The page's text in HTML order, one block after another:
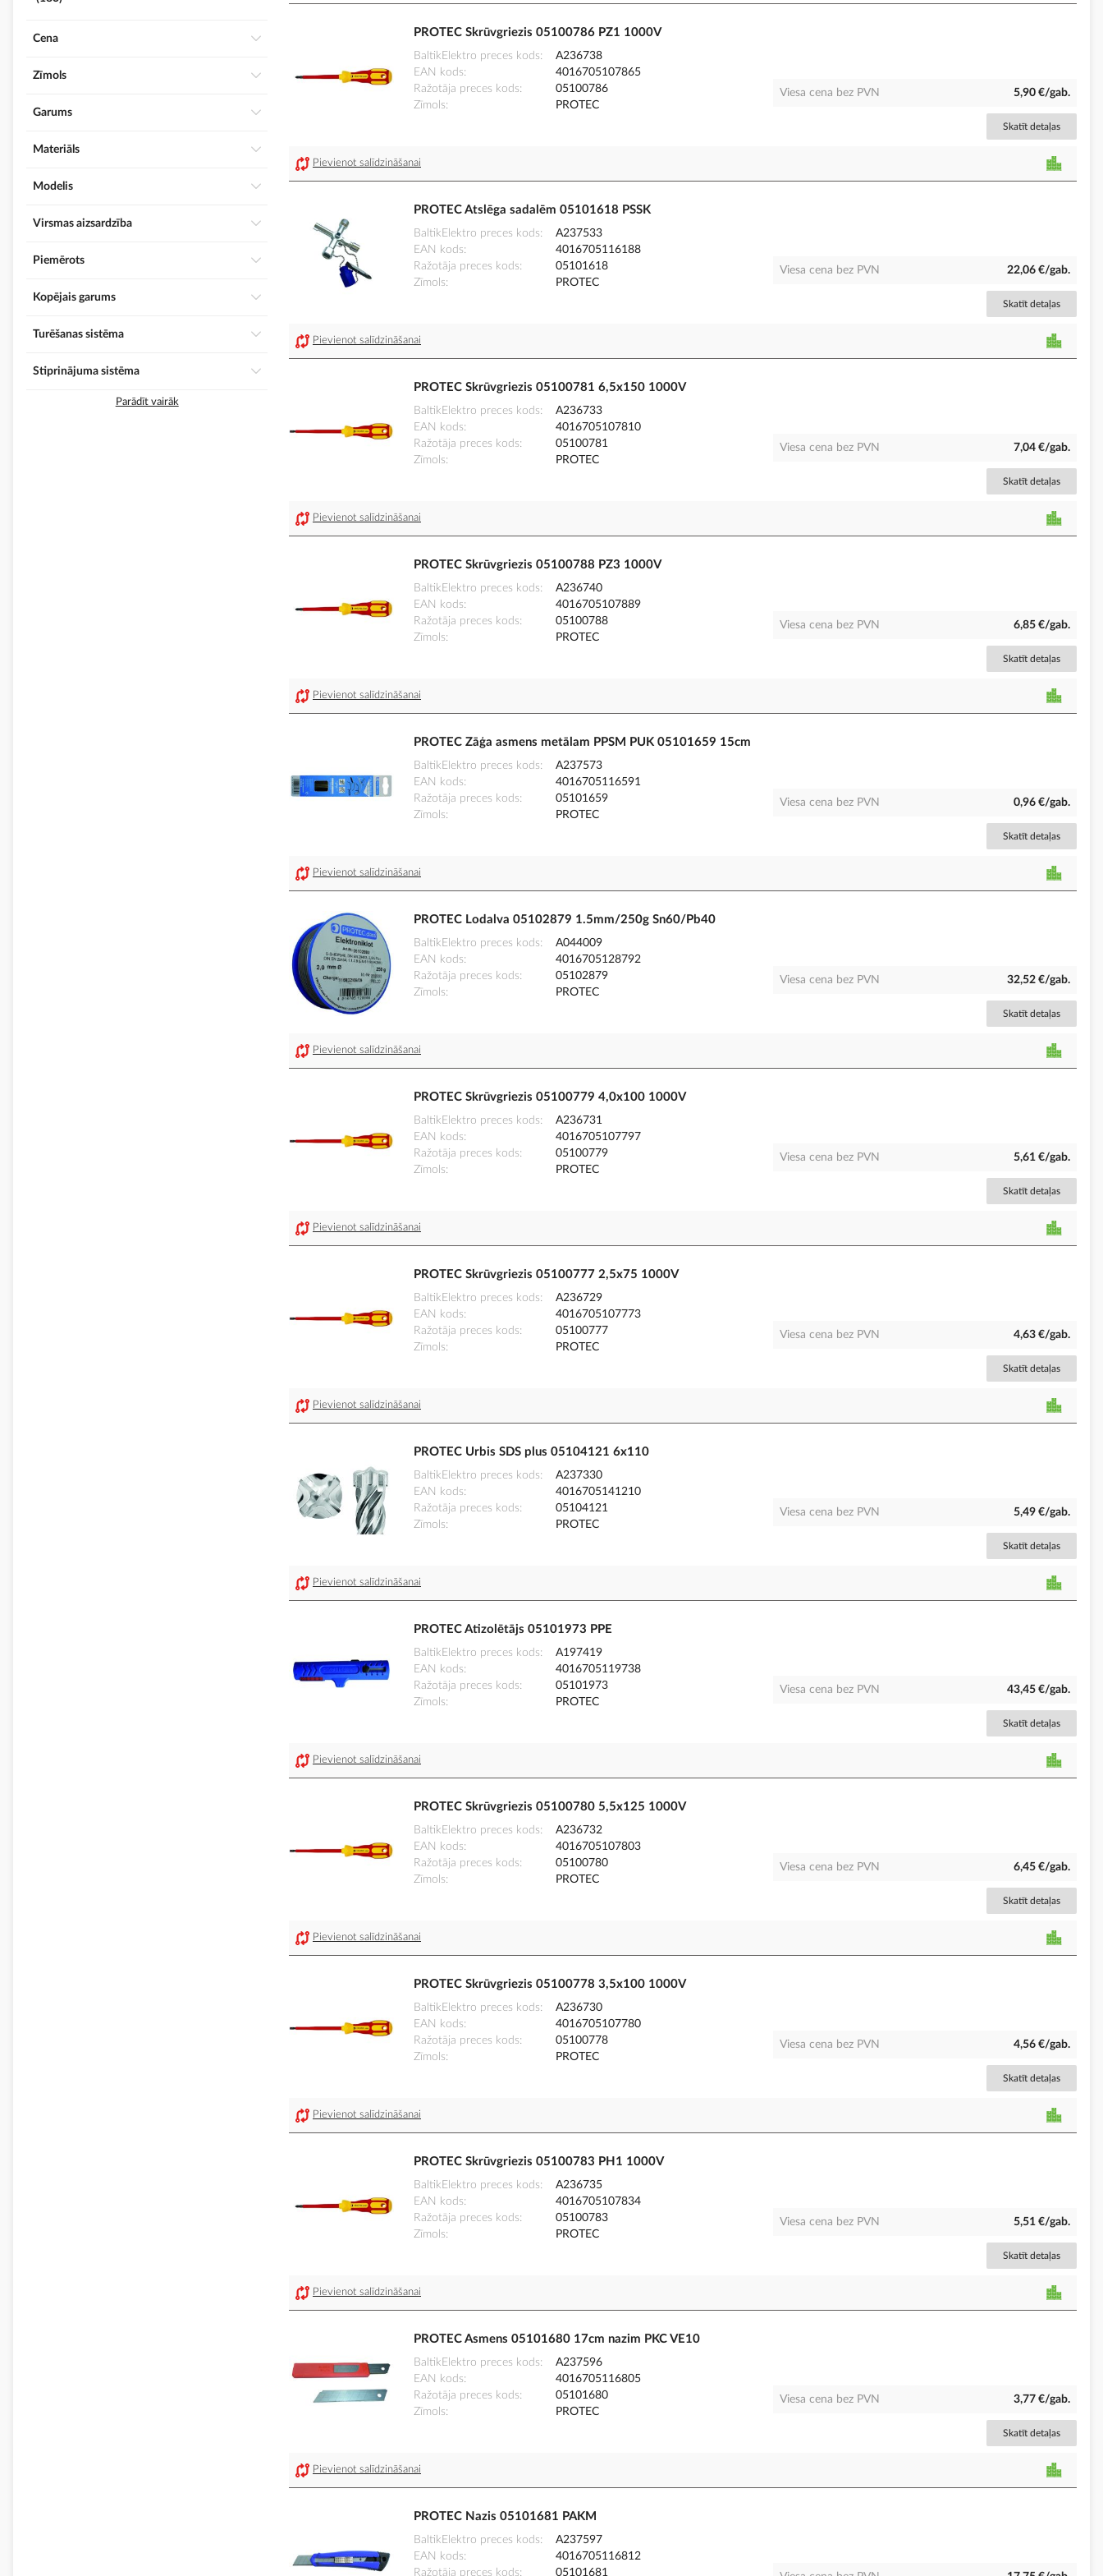
PROTEC Skrūvgriezis 05100786 PZ1 1000V
BaltikElektro preces kods
A236738
EAN kods
4016705107865
Ražotāja preces kods
05100786
Zīmols
PROTEC
Viesa cena bez PVN 5,90 €/gab.
Skatīt detaļas
Pievienot salīdzināšanai
PROTEC Atslēga sadalēm 05101618 PSSK
BaltikElektro preces kods
A237533
EAN kods
4016705116188
Ražotāja preces kods
05101618
Zīmols
PROTEC
Viesa cena bez PVN 22,06 €/gab.
Skatīt detaļas
Pievienot salīdzināšanai
PROTEC Skrūvgriezis 05100781 6,5x150 1000V
BaltikElektro preces kods
A236733
EAN kods
4016705107810
Ražotāja preces kods
05100781
Zīmols
PROTEC
Viesa cena bez PVN 7,04 €/gab.
Skatīt detaļas
Pievienot salīdzināšanai
PROTEC Skrūvgriezis 05100788 PZ3 1000V
BaltikElektro preces kods
A236740
EAN kods
4016705107889
Ražotāja preces kods
05100788
Zīmols
PROTEC
Viesa cena bez PVN 6,85 €/gab.
Skatīt detaļas
Pievienot salīdzināšanai
PROTEC Zāģa asmens metālam PPSM PUK 05101659 15cm
BaltikElektro preces kods
A237573
EAN kods
4016705116591
Ražotāja preces kods
05101659
Zīmols
PROTEC
Viesa cena bez PVN 0,96 €/gab.
Skatīt detaļas
Pievienot salīdzināšanai
PROTEC Lodalva 05102879 1.5mm/250g Sn60/Pb40
BaltikElektro preces kods
A044009
EAN kods
4016705128792
Ražotāja preces kods
05102879
Zīmols
PROTEC
Viesa cena bez PVN 32,52 €/gab.
Skatīt detaļas
Pievienot salīdzināšanai
PROTEC Skrūvgriezis 05100779 4,0x100 1000V
BaltikElektro preces kods
A236731
EAN kods
4016705107797
Ražotāja preces kods
05100779
Zīmols
PROTEC
Viesa cena bez PVN 5,61 €/gab.
Skatīt detaļas
Pievienot salīdzināšanai
PROTEC Skrūvgriezis 05100777 2,5x75 1000V
BaltikElektro preces kods
A236729
EAN kods
4016705107773
Ražotāja preces kods
05100777
Zīmols
PROTEC
Viesa cena bez PVN 4,63 €/gab.
Skatīt detaļas
Pievienot salīdzināšanai
PROTEC Urbis SDS plus 05104121 6x110
BaltikElektro preces kods
A237330
EAN kods
4016705141210
Ražotāja preces kods
05104121
Zīmols
PROTEC
Viesa cena bez PVN 5,49 €/gab.
Skatīt detaļas
Pievienot salīdzināšanai
PROTEC Atizolētājs 05101973 PPE
BaltikElektro preces kods
A197419
EAN kods
4016705119738
Ražotāja preces kods
05101973
Zīmols
PROTEC
Viesa cena bez PVN 43,45 €/gab.
Skatīt detaļas
Pievienot salīdzināšanai
PROTEC Skrūvgriezis 05100780 5,5x125 1000V
BaltikElektro preces kods
A236732
EAN kods
4016705107803
Ražotāja preces kods
05100780
Zīmols
PROTEC
Viesa cena bez PVN 6,45 €/gab.
Skatīt detaļas
Pievienot salīdzināšanai
PROTEC Skrūvgriezis 05100778 3,5x100 1000V
BaltikElektro preces kods
A236730
EAN kods
4016705107780
Ražotāja preces kods
05100778
Zīmols
PROTEC
Viesa cena bez PVN 4,56 €/gab.
Skatīt detaļas
Pievienot salīdzināšanai
PROTEC Skrūvgriezis 05100783 PH1 1000V
BaltikElektro preces kods
A236735
EAN kods
4016705107834
Ražotāja preces kods
05100783
Zīmols
PROTEC
Viesa cena bez PVN 5,51 €/gab.
Skatīt detaļas
Pievienot salīdzināšanai
PROTEC Asmens 05101680 17cm nazim PKC VE10
BaltikElektro preces kods
A237596
EAN kods
4016705116805
Ražotāja preces kods
05101680
Zīmols
PROTEC
Viesa cena bez PVN 3,77 €/gab.
Skatīt detaļas
Pievienot salīdzināšanai
PROTEC Nazis 05101681 PAKM
BaltikElektro preces kods
A237597
EAN kods
4016705116812
Ražotāja preces kods
05101681
Cena
Zīmols
Garums
Materiāls
Modelis
Virsmas aizsardzība
Piemērots
Kopējais garums
Turēšanas sistēma
Stiprinājuma sistēma
Parādīt vairāk